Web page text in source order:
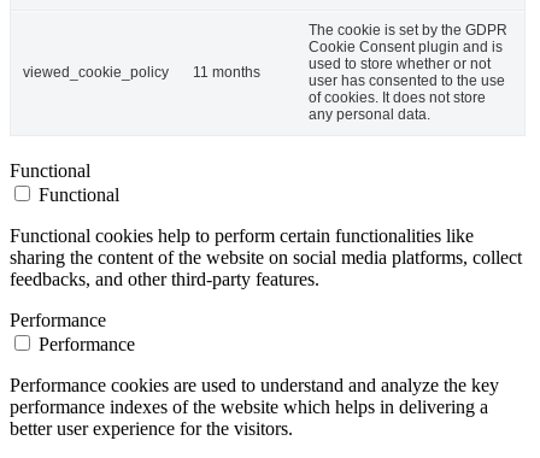
viewed_cookie_policy 11 months
The cookie is set by the GDPR
Cookie Consent plugin and is
used to store whether or not
user has consented to the use
of cookies. It does not store
any personal data.
Functional
Functional
Functional cookies help to perform certain functionalities like
sharing the content of the website on social media platforms, collect
feedbacks, and other third-party features.
Performance
Performance
Performance cookies are used to understand and analyze the key
performance indexes of the website which helps in delivering a
better user experience for the visitors.